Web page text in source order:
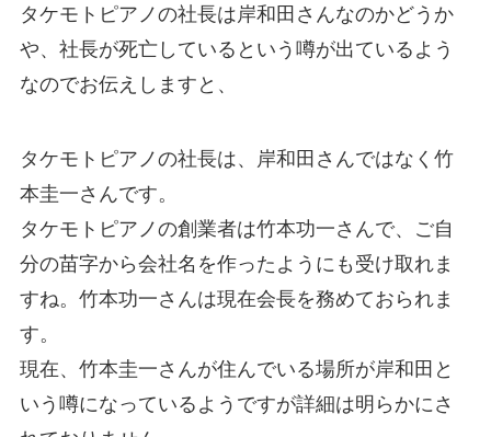
タケモトピアノの社長は岸和田さんなのかどうか
や、社長が死亡しているという噂が出ているよう
なのでお伝えしますと、
タケモトピアノの社長は、岸和田さんではなく竹
本圭一さんです。
タケモトピアノの創業者は竹本功一さんで、ご自
分の苗字から会社名を作ったようにも受け取れま
すね。竹本功一さんは現在会長を務めておられま
す。
現在、竹本圭一さんが住んでいる場所が岸和田と
いう噂になっているようですが詳細は明らかにさ